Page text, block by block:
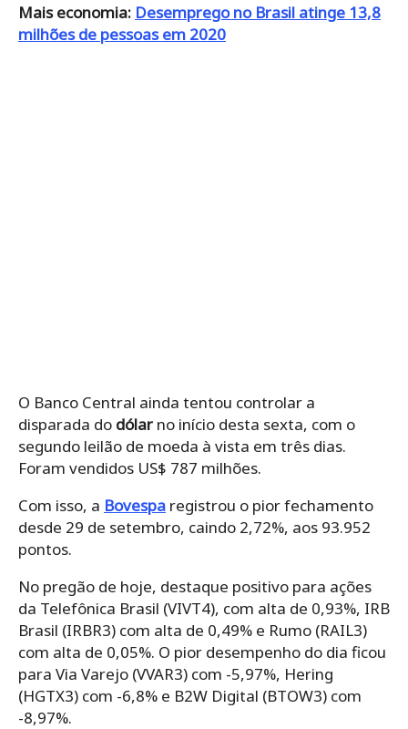
Mais economia: Desemprego no Brasil atinge 13,8
milhões de pessoas em 2020
O Banco Central ainda tentou controlar a
disparada do dólar no início desta sexta, com o
segundo leilão de moeda à vista em três dias.
Foram vendidos US$ 787 milhões.
Com isso, a Bovespa registrou o pior fechamento
desde 29 de setembro, caindo 2,72%, aos 93.952
pontos.
No pregão de hoje, destaque positivo para ações
da Telefônica Brasil (VIVT4), com alta de 0,93%, IRB
Brasil (IRBR3) com alta de 0,49% e Rumo (RAIL3)
com alta de 0,05%. O pior desempenho do dia ficou
para Via Varejo (VVAR3) com -5,97%, Hering
(HGTX3) com -6,8% e B2W Digital (BTOW3) com
-8,97%.